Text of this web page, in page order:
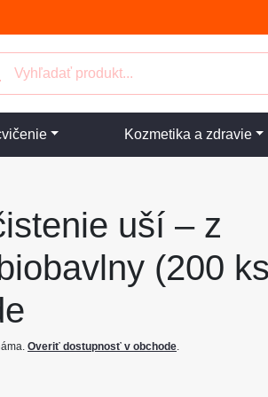
Kozmetika a zdravie
uší – z
(200
Overiť dostupnosť v obchode.